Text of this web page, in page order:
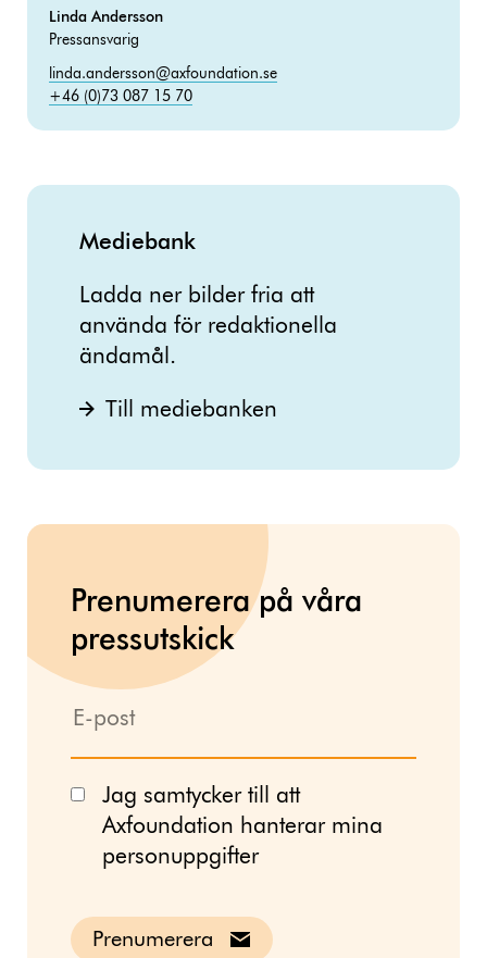
Linda Andersson
Pressansvarig
linda.andersson@axfoundation.se
+46 (0)73 087 15 70
Mediebank
Ladda ner bilder fria att
använda för redaktionella
ändamål.
Till mediebanken
Prenumerera på våra
pressutskick
Jag samtycker till att
Axfoundation hanterar mina
personuppgifter
Prenumerera